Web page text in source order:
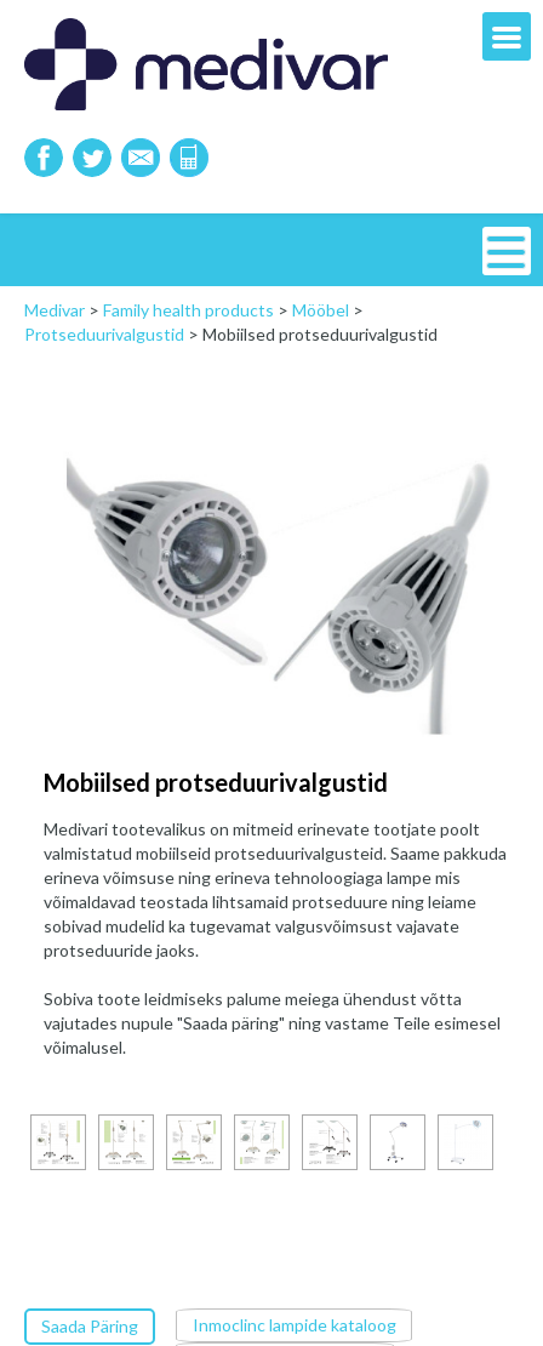
Medivar > Family health products > Mööbel >
Protseduurivalgustid > Mobiilsed protseduurivalgustid
Mobiilsed protseduurivalgustid
Medivari tootevalikus on mitmeid erinevate tootjate poolt
valmistatud mobiilseid protseduurivalgusteid. Saame pakkuda
erineva võimsuse ning erineva tehnoloogiaga lampe mis
võimaldavad teostada lihtsamaid protseduure ning leiame
sobivad mudelid ka tugevamat valgusvõimsust vajavate
protseduuride jaoks.
Sobiva toote leidmiseks palume meiega ühendust võtta
vajutades nupule "Saada päring" ning vastame Teile esimesel
võimalusel.
Saada Päring
Inmoclinc lampide kataloog